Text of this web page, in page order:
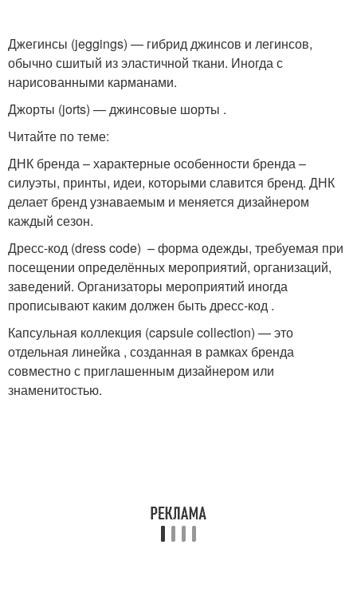
Джегинсы (jeggings) — гибрид джинсов и легинсов,
обычно сшитый из эластичной ткани. Иногда с
нарисованными карманами.
Джорты (jorts) — джинсовые шорты .
Читайте по теме:
ДНК бренда – характерные особенности бренда –
силуэты, принты, идеи, которыми славится бренд. ДНК
делает бренд узнаваемым и меняется дизайнером
каждый сезон.
Дресс-код (dress code) – форма одежды, требуемая при
посещении определённых мероприятий, организаций,
заведений. Организаторы мероприятий иногда
прописывают каким должен быть дресс-код .
Капсульная коллекция (capsule collection) — это
отдельная линейка , созданная в рамках бренда
совместно с приглашенным дизайнером или
знаменитостью.